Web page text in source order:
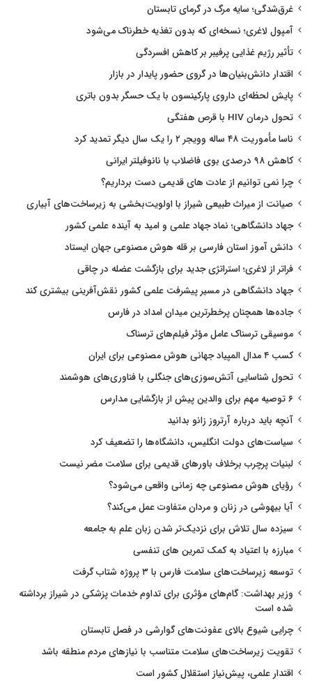
غرق‌شدگی؛ سایه مرگ در گرمای تابستان
آمپول لاغری؛ نسخه‌ای که بدون تغذیه خطرناک می‌شود
تأثیر رژیم غذایی پرفیبر بر کاهش افسردگی
اقتدار دانش‌بنیان‌ها در گروی حضور پایدار در بازار
پایش لحظه‌ای داروی پارکینسون با یک حسگر بدون باتری
تحول درمان HIV با قرص هفتگی
ناسا مأموریت ۴۸ ساله وویجر ۲ را یک سال دیگر تمدید کرد
کاهش ۹۸ درصدی بوی فاضلاب با نانوفیلتر ایرانی
چرا نمی توانیم از عادت های قدیمی دست برداریم؟
صیانت از میراث طبیعی شیراز با اولویت‌بخشی به زیرساخت‌های آبیاری
جهاد دانشگاهی؛ نماد جهاد علمی و امید به آینده علمی کشور
دانش آموز استان فارسی بر قله هوش مصنوعی جهان ایستاد
فراتر از لاغری؛ استراتژی جدید برای بازگشت عضله در چاقی
جهاد دانشگاهی در مسیر پیشرفت علمی کشور نقش‌آفرینی بیشتری کند
جاده‌ها همچنان پرخطرترین میدان امداد در فارس
موسیقی ترسناک عامل مؤثر فیلم‌های ترسناک
کسب ۴ مدال المپیاد جهانی هوش مصنوعی برای ایران
تحول شناسایی آتش‌سوزی‌های جنگلی با فناوری‌های هوشمند
۶ توصیه مهم برای والدین پیش از بازگشایی مدارس
آنچه باید درباره آرتروز زانو بدانید
سیاست‌های دولت انگلیس، دانشگاه‌ها را تضعیف کرد
لبنیات پرچرب برخلاف باورهای قدیمی برای سلامت مضر نیست
رؤیای هوش مصنوعی چه زمانی واقعی می‌شود؟
آیا بیهوشی در زنان و مردان متفاوت عمل می‌کند؟
سیزده سال تلاش برای نزدیک‌تر شدن زبان علم به جامعه
مبارزه با اعتیاد به کمک تمرین های تنفسی
توسعه زیرساخت‌های سلامت فارس با ۳ پروژه شتاب گرفت
وزیر بهداشت: گام‌های مؤثری برای تداوم خدمات پزشکی در شیراز برداشته
شده است
چرایی شیوع بالای عفونت‌های گوارشی در فصل تابستان
تقویت زیرساخت‌های سلامت متناسب با نیازهای مردم منطقه باشد
اقتدار علمی، پیش‌نیاز استقلال کشور است